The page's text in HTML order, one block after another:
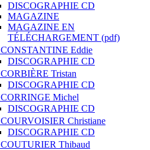
DISCOGRAPHIE CD
MAGAZINE
MAGAZINE EN
TÉLÉCHARGEMENT (pdf)
CONSTANTINE Eddie
DISCOGRAPHIE CD
CORBIÈRE Tristan
DISCOGRAPHIE CD
CORRINGE Michel
DISCOGRAPHIE CD
COURVOISIER Christiane
DISCOGRAPHIE CD
COUTURIER Thibaud